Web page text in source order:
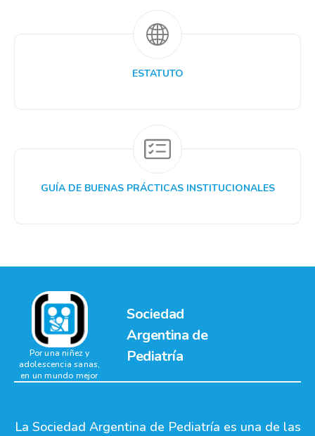
ESTATUTO
GUÍA DE BUENAS PRÁCTICAS INSTITUCIONALES
Sociedad
Argentina de
Pediatría
Por una niñez y
adolescencia sanas,
en un mundo mejor
La Sociedad Argentina de Pediatría es una de las